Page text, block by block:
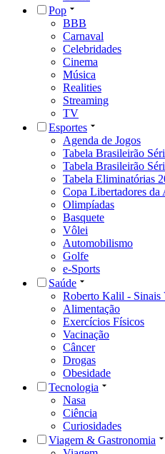
Pop
BBB
Carnaval
Celebridades
Cinema
Música
Realities
Streaming
TV
Esportes
Agenda de Jogos
Tabela Brasileirão
Tabela Brasileirão
Tabela Eliminatórias
Copa Libertadores da
Olimpíadas
Basquete
Vôlei
Automobilismo
Golfe
e-Sports
Saúde
Roberto Kalil - Sinais
Alimentação
Exercícios Físicos
Vacinação
Câncer
Drogas
Obesidade
Tecnologia
Nasa
Ciência
Curiosidades
Viagem & Gastronomia